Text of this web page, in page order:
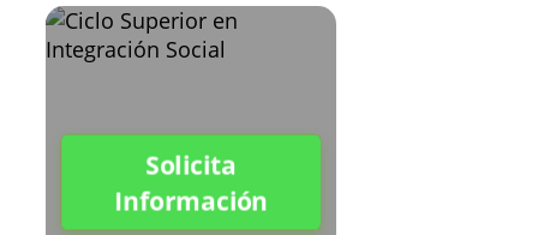
Solicita
Información